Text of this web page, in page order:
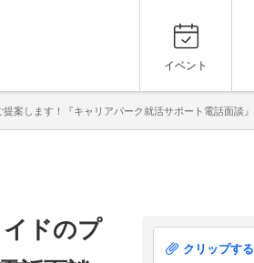
イベント
案します！『キャリアパーク就活サポート電話面談』
ドのプ
クリップする